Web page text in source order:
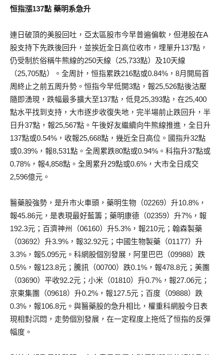
恒指漲137點 藥明系急升
連日破頂的美股回吐，亞太區股市今早普遍偏軟，但港股在A
股支持下先跌後回升，並挨近全日高位收市，埋單升137點，
仍受制於俗稱牛熊線的250天線（25,733點）及10天線
（25,705點）。全周計，恒指累跌216點或0.84%，8月開局首
周終止之前五周升勢。恒指今早低開3點，報25,526點後沽壓
隨即湧現，跌幅最多擴大至137點，低見25,393點，在25,400
點水平找到支持，大市逐步收復失地，完半場前止跌回升，半
日升37點，報25,567點。午後好友繼續向牛熊線推進，全日升
137點或0.54%，收報25,668點，幾近全日高位。國指升32點
或0.39%，報8,531點。全周累跌80點或0.94%。科指升37點或
0.78%，報4,858點。全周累升29點或0.6%，大市全日成交
2,596億元。
醫藥股強勢，是升市火車頭，藥明生物（02269）升10.8%，
報45.86元，是表現最好藍籌；藥明康德（02359）升7%，報
192.3元；百濟神州（06160）升5.3%，報210元；翰森製藥
（03692）升3.9%，報32.92元；中國生物製藥（01177）升
3.3%，報5.095元。科網股個別發展，阿里巴巴（09988）跌
0.5%，報123.8元；騰訊（00700）跌0.1%，報478.8元；美團
（03690）平收92.2元；小米（01810）升0.7%，報27.06元；
京東集團（09618）升0.2%，報127.5元；百度（09888）跌
0.3%，報106.8元。與醫藥股的急升相比，權重科網股今日表
現相對沉悶，走勢個別發展，在一定程度上拖低了恒指的反彈
幅度。